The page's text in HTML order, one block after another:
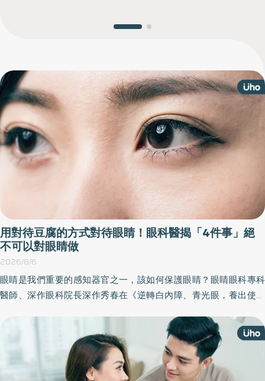
用對待豆腐的方式對待眼睛！眼科醫揭「4件事」絕
不可以對眼睛做
2026/8/6
眼睛是我們重要的感知器官之一，該如何保護眼睛？眼睛眼科專科
醫師、深作眼科院長深作秀春在《逆轉白內障、青光眼，養出使用
自我檢測與3大護眼原則，幫助讀者維持良好視力，減輕眼睛隨著年
齡增長所帶來的負擔。以下為原書摘文：